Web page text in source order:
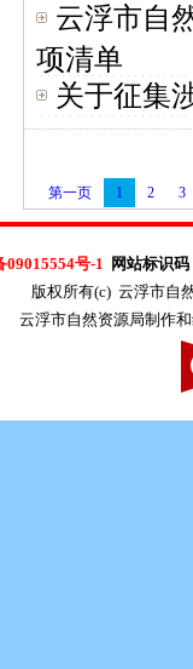
云浮市自
项清单
关于征集
第一页 1 2 3
09015554号-1
网站标识
版权所有(c) 云浮市自
云浮市自然资源局制作